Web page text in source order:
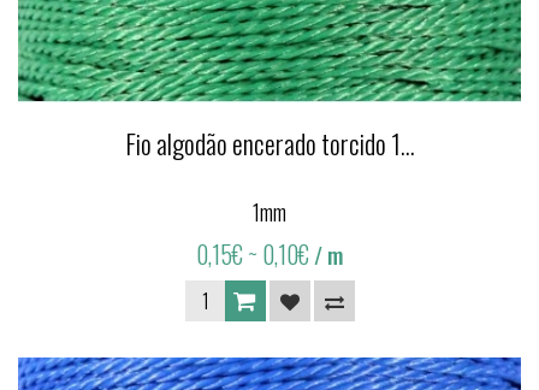
Fio algodão encerado torcido 1...
1mm
0,15€~ 0,10€/ m